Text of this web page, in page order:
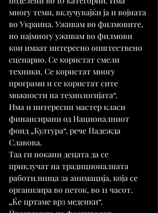
многу теми, вклучувајќи ја и војната
во Украина. Уживам во филмовите,
но најмногу уживам во филмови
кои имаат интересно општествено
сценарио. Се користат смели
техники. Се користат многу
програми и се користат сите
можности на технологијата“.
Има и интересни мастер класи
финансирани од Националниот
фонд „Култура“, рече Надежда
Славова.
Таа ги покани децата да се
приклучат на традиционалната
работилница за анимација, која се
организира во петок, во 11 часот.
„Ќе цртаме врз меденки“.